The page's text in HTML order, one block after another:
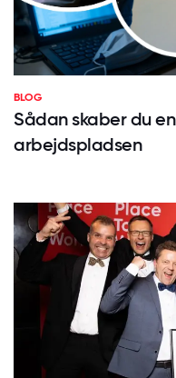
BLOG
Sådan skaber du
arbejdspladsen